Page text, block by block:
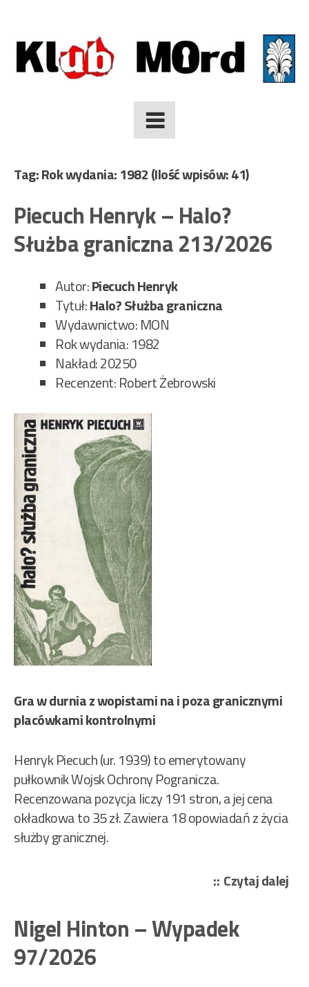
to
content
Tag: Rok wydania: 1982(Ilość wpisów: 41)
Piecuch Henryk – Halo?
Służba graniczna 213/2026
Autor:Piecuch Henryk
Tytuł:Halo? Służba graniczna
Wydawnictwo: MON
Rok wydania: 1982
Nakład: 20250
Recenzent: Robert Żebrowski
Gra w durnia z wopistami na i poza granicznymi
placówkami kontrolnymi
Henryk Piecuch (ur. 1939) to emerytowany
pułkownik Wojsk Ochrony Pogranicza.
Recenzowana pozycja liczy 191 stron, a jej cena
okładkowa to 35 zł. Zawiera 18 opowiadań z życia
służby granicznej.
Czytaj dalej
Nigel Hinton – Wypadek
97/2026